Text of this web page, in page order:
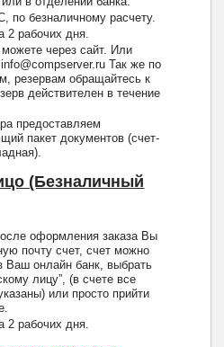
по безналичному расчету.
2 рабочих дня.
через сайт. Или
Так же по
резервам обращайтесь к
действителен в течение
предоставляем
пакет документов (счет-
(Безналичный
оформления заказа Вы
почту счет, счет можно
Ваш онлайн банк, выбрать
лицу”, (в счете все
или просто прийти
2 рабочих дня.